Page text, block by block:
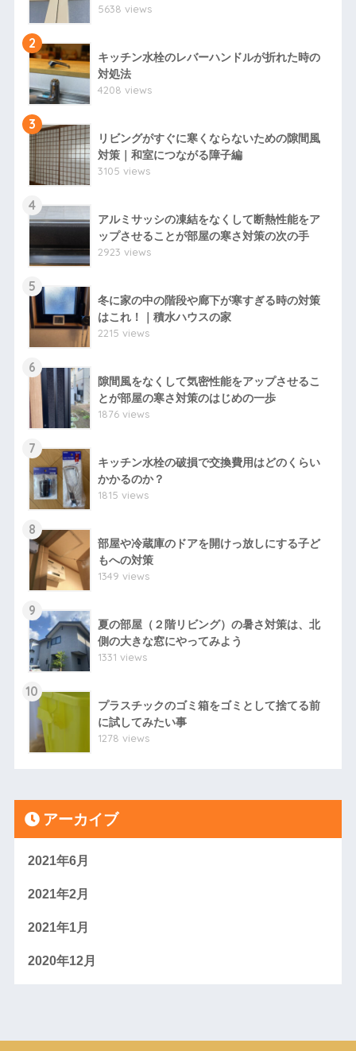
5638 views
2
キッチン水栓のレバーハンドルが折れた時の
対処法
4208 views
3
リビングがすぐに寒くならないための隙間風
対策｜和室につながる障子編
3105 views
4
アルミサッシの凍結をなくして断熱性能をア
ップさせることが部屋の寒さ対策の次の手
2923 views
5
冬に家の中の階段や廊下が寒すぎる時の対策
はこれ！｜積水ハウスの家
2215 views
6
隙間風をなくして気密性能をアップさせるこ
とが部屋の寒さ対策のはじめの一歩
1876 views
7
キッチン水栓の破損で交換費用はどのくらい
かかるのか？
1815 views
8
部屋や冷蔵庫のドアを開けっ放しにする子ど
もへの対策
1349 views
9
夏の部屋（２階リビング）の暑さ対策は、北
側の大きな窓にやってみよう
1331 views
10
プラスチックのゴミ箱をゴミとして捨てる前
に試してみたい事
1278 views
アーカイブ
2021年6月
2021年2月
2021年1月
2020年12月